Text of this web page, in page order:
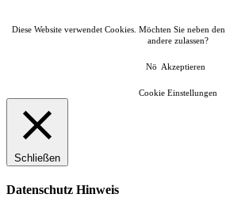
Diese Website verwendet Cookies. Möchten Sie neben
andere zulassen?
Nö Akzeptieren
Cookie Einstellungen
Schließen
Datenschutz Hinweis